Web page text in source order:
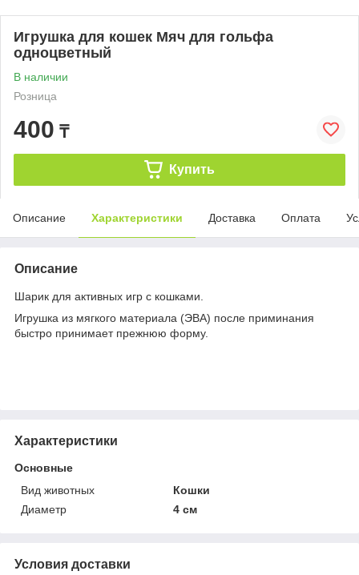
Игрушка для кошек Мяч для гольфа
одноцветный
В наличии
Розница
400 ₸
Купить
Описание Характеристики Доставка Оплата
Описание
Шарик для активных игр с кошками.
Игрушка из мягкого материала (ЭВА) после приминания
быстро принимает прежнюю форму.
Характеристики
Основные
Вид животных
Кошки
Диаметр
4 см
Условия доставки